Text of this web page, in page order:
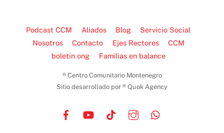
Podcast CCM Aliados Blog
Servicio Social
Nosotros
Contacto Ejes Rectores
CCM
boletin ong
Familias en balance
® Centro Comunitario Montenegro
Sitio desarrollado por ® Quok Agency
YouTube TikTok